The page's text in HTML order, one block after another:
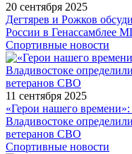
20 сентября 2025
Дегтярев и Рожков
России в Генассамблее
Спортивные новости
11 сентября 2025
«Герои нашего
Владивостоке
ветеранов СВО
Спортивные новости